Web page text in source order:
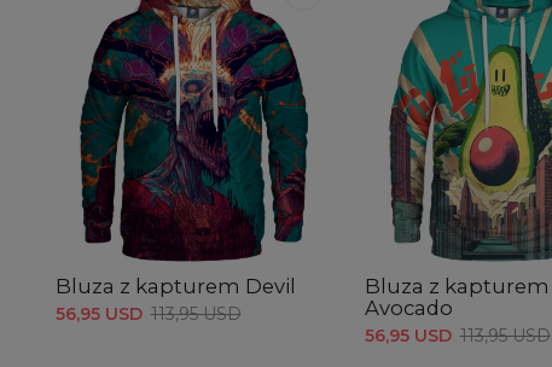
Bluza z kapturem Devil
56,95 USD 113,95 USD
Bluza z kapturem
Avocado
56,95 USD 113,95 USD